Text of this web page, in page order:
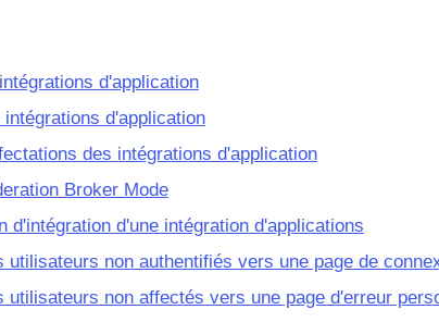
d'application
d'application
des intégrations d'application
Broker Mode
d'intégration d'une intégration d'applications
utilisateurs non authentifiés vers une page de
utilisateurs non affectés vers une page d'erreur